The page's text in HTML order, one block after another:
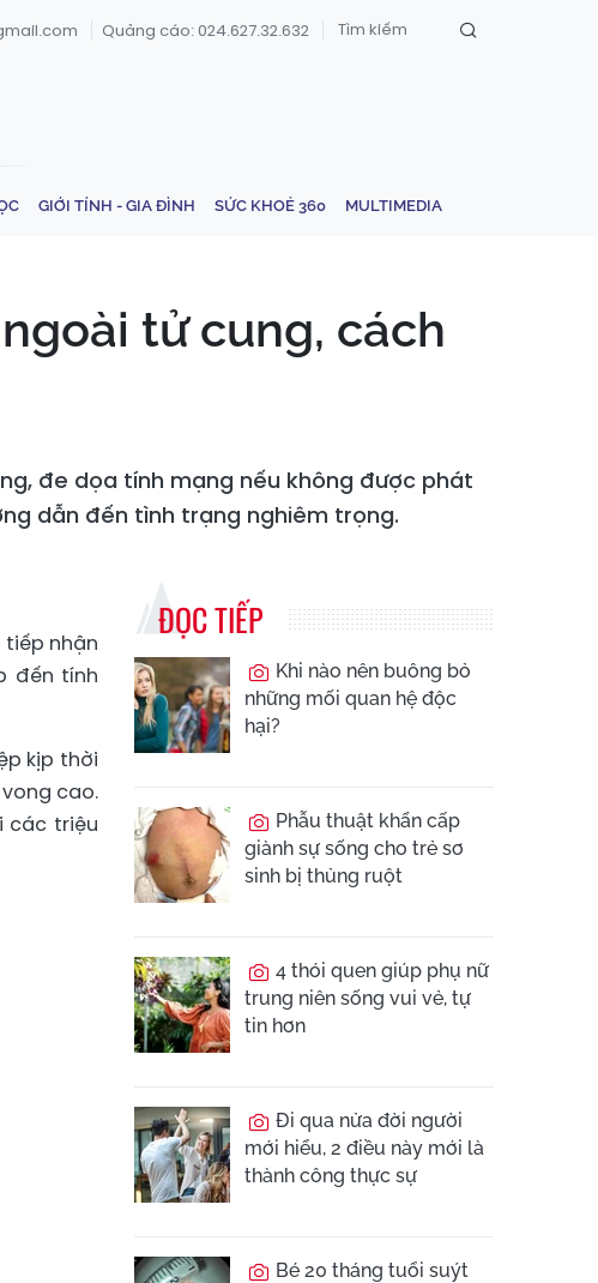
Quảng cáo: 024.627.32.632
GIỚI TÍNH - GIA ĐÌNH SỨC KHOẺ 360 MULTIMEDIA
tử cung, cách
đe dọa tính mạng nếu không được phát
dẫn đến tình trạng nghiêm trọng.
tiếp nhận
đến tính
kịp thời
cao.
các triệu
ĐỌC TIẾP
Khi nào nên buông bỏ
những mối quan hệ độc
hại?
Phẫu thuật khẩn cấp
giành sự sống cho trẻ sơ
sinh bị thủng ruột
4 thói quen giúp phụ nữ
trung niên sống vui vẻ, tự
tin hơn
Đi qua nửa đời người
mới hiểu, 2 điều này mới là
thành công thực sự
Bé 20 tháng tuổi suýt